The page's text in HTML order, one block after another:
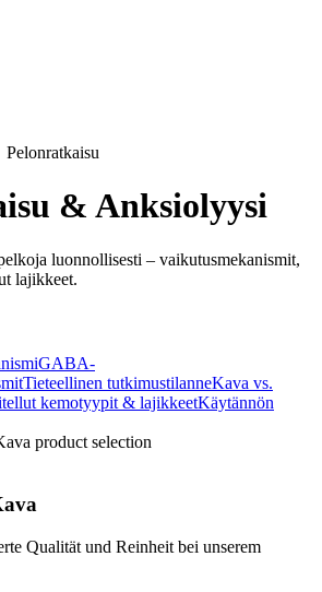
Pelonratkaisu
& Anksiolyysi
luonnollisesti – vaikutusmekanismit,
lajikkeet.
GABA-
Tieteellinen tutkimustilanneKava vs.
kemotyypit & lajikkeetKäytännön
Qualität und Reinheit bei unserem